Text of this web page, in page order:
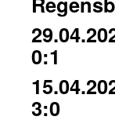
0:1
3:0